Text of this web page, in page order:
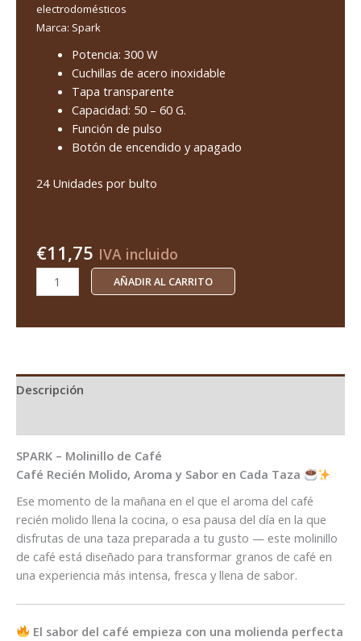
electrodomésticos
Marca: Spark
Potencia: 300 W
Cuchillas de acero inoxidable
Tapa transparente
Capacidad: 50 – 60 G.
Función de pulso
Botón de encendido y apagado
24 Unidades por bulto
€11,75 IVA incluido
AÑADIR AL CARRITO
Descripción
SPARK – Molinillo de Café
Café Recién Molido, Aroma y Sabor en Cada Taza
Ese momento de la mañana en el que el aroma del café
recién molido llena la cocina, o esa pausa del día en la que
disfrutas de una taza preparada a tu gusto — este molinillo
de café está diseñado para transformar granos de café en
una experiencia más intensa, fresca y llena de sabor.
El sabor del café empieza con una molienda perfecta